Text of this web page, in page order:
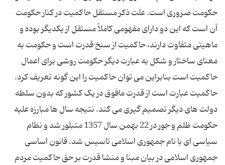
حکومت ضروری است. علت ذکر مستقل حاکمیت در کنار حکومت
آن است که این دو دارای مفهومی کاملاً مستقل از یکدیگر بوده و
ماهیتی متفاوت دارند، حاکمیت از سنخ قدرت است و حکومت به
معنای ساختار و شکل به عبارت دیگر حکومت روشی برای اعمال
حاکمیت است بنابراین می توان حاکمیت را این گونه تعریف کرد.
حاکمیت عبارت است از قدرت مافوق در یک کشور که بدون سلطه
دولت های دیگر تصمیم گیری می کند. نتیجه سال ها مبارزه علیه
حکومت ظلم و جور در 22 بهمن سال 1357 متبلور شد و نظام
سیاسی ای با نام جمهوری اسلامی تاسیس شد. قانون اساسی
جمهوری اسلامی در بیان مبنا و منشا قدرت بر حق حاکمیت مردم